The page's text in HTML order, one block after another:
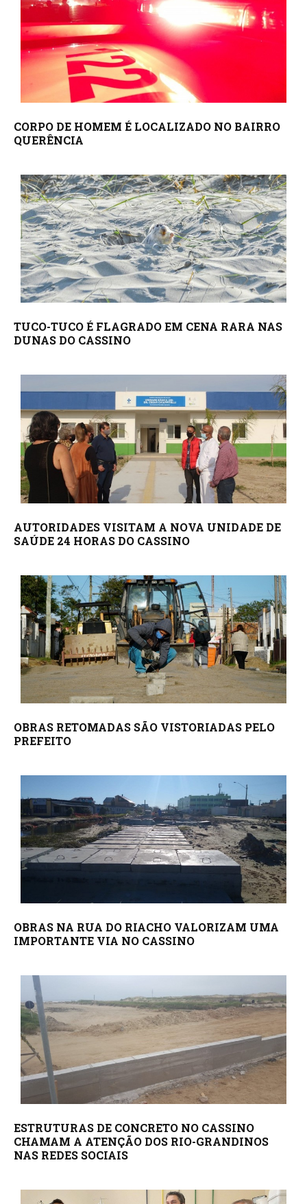
CORPO DE HOMEM É LOCALIZADO NO BAIRRO
QUERÊNCIA
TUCO-TUCO É FLAGRADO EM CENA RARA NAS
DUNAS DO CASSINO
AUTORIDADES VISITAM A NOVA UNIDADE DE
SAÚDE 24 HORAS DO CASSINO
OBRAS RETOMADAS SÃO VISTORIADAS PELO
PREFEITO
OBRAS NA RUA DO RIACHO VALORIZAM UMA
IMPORTANTE VIA NO CASSINO
ESTRUTURAS DE CONCRETO NO CASSINO
CHAMAM A ATENÇÃO DOS RIO-GRANDINOS
NAS REDES SOCIAIS